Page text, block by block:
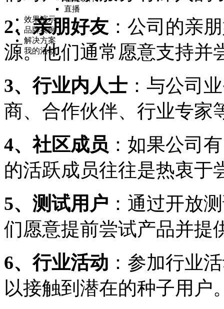
直播
效果演示
品牌案例
解决方案
我的活动
2、亲朋好友 ：公司的亲
源。他们通常愿意支持并
3、行业内人士 ：与公司
商、合作伙伴、行业专家
4、社区成员 ：如果公司
的活跃成员往往是热衷于
5、测试用户 ：通过开放
们愿意提前尝试产品并提
6、行业活动 ：参加行业
以接触到潜在的种子用户